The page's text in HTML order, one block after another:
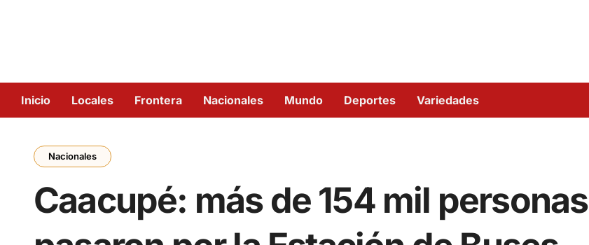
Inicio Locales Frontera Nacionales Mundo Deportes Variedades
Nacionales
Caacupé: más de 154 mil personas